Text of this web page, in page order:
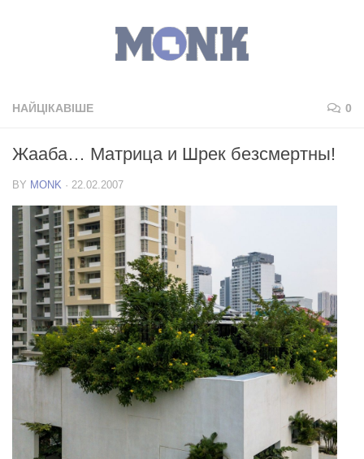
НАЙЦІКАВІШЕ 0
Жааба… Матрица и Шрек безсмертны!
BY MONK · 22.02.2007